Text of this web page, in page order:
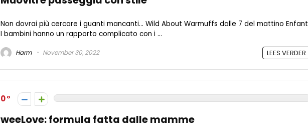
Non dovrai più cercare i guanti mancanti... Wild About Warmuffs dalle 7 del mattino Enfant
I bambini hanno un rapporto complicato con i ...
Harm November 30, 2022 LEES VERDER
0
weeLove: formula fatta dalle mamme